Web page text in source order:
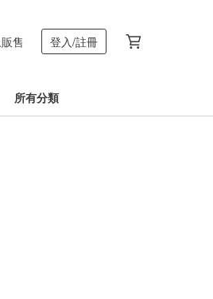
售 登入/註冊
所有分類